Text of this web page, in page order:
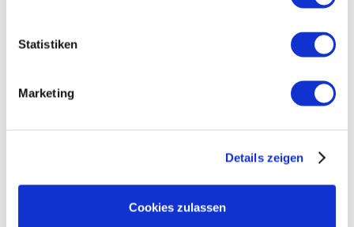
Statistiken
Marketing
Details zeigen
Cookies zulassen
Gemüsesticks mit Hummus
Gefrorene Trauben oder Beeren
– als gesunder
„Ersatz“ für Eis
als Mini-Mahlzeit zwischendurch
Diese Snacks helfen Dir, ohne Verzicht satt zu bleiben –